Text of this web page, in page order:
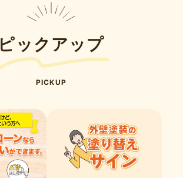
ピックアップ
PICKUP